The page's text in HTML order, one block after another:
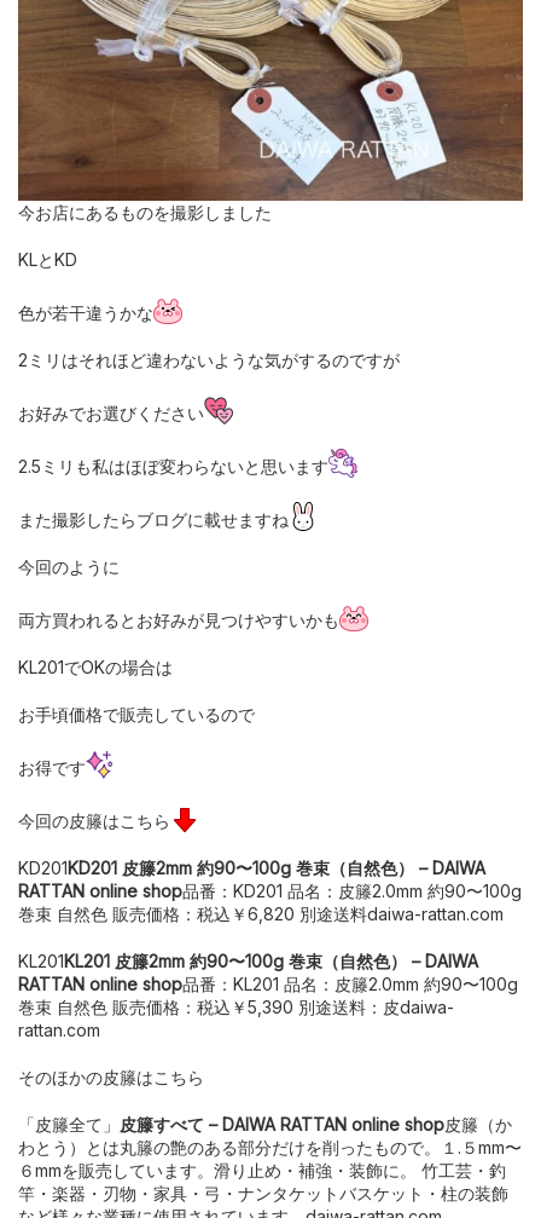
今お店にあるものを撮影しました
KLとKD
色が若干違うかな
2ミリはそれほど違わないような気がするのですが
お好みでお選びください
2.5ミリも私はほぼ変わらないと思います
また撮影したらブログに載せますね
今回のように
両方買われるとお好みが見つけやすいかも
KL201でOKの場合は
お手頃価格で販売しているので
お得です
今回の皮籐はこちら
KD201KD201 皮籐2mm 約90〜100g 巻束（自然色） – DAIWA
RATTAN online shop品番：KD201 品名：皮籐2.0mm 約90〜100g
巻束 自然色 販売価格：税込￥6,820 別途送料daiwa-rattan.com
KL201KL201 皮籐2mm 約90〜100g 巻束（自然色） – DAIWA
RATTAN online shop品番：KL201 品名：皮籐2.0mm 約90〜100g
巻束 自然色 販売価格：税込￥5,390 別途送料：皮daiwa-
rattan.com
そのほかの皮籐はこちら
「皮籐全て」 皮籐すべて – DAIWA RATTAN online shop皮籐（か
わとう）とは丸籐の艶のある部分だけを削ったもので。１.５mm〜
６mmを販売しています。滑り止め・補強・装飾に。 竹工芸・釣
竿・楽器・刃物・家具・弓・ナンタケットバスケット・柱の装飾